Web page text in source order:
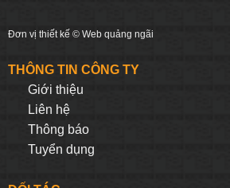
Đơn vị thiết kế © Web quảng ngãi
THÔNG TIN CÔNG TY
Giới thiệu
Liên hệ
Thông báo
Tuyển dụng